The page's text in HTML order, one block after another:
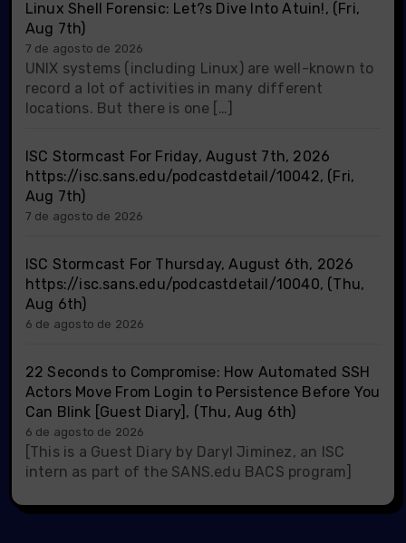
Linux Shell Forensic: Let?s Dive Into Atuin!, (Fri,
Aug 7th)
7 de agosto de 2026
UNIX systems (including Linux) are well-known to
record a lot of activities in many different
locations. But there is one […]
ISC Stormcast For Friday, August 7th, 2026
https://isc.sans.edu/podcastdetail/10042, (Fri,
Aug 7th)
7 de agosto de 2026
ISC Stormcast For Thursday, August 6th, 2026
https://isc.sans.edu/podcastdetail/10040, (Thu,
Aug 6th)
6 de agosto de 2026
22 Seconds to Compromise: How Automated SSH
Actors Move From Login to Persistence Before You
Can Blink [Guest Diary], (Thu, Aug 6th)
6 de agosto de 2026
[This is a Guest Diary by Daryl Jiminez, an ISC
intern as part of the SANS.edu BACS program]